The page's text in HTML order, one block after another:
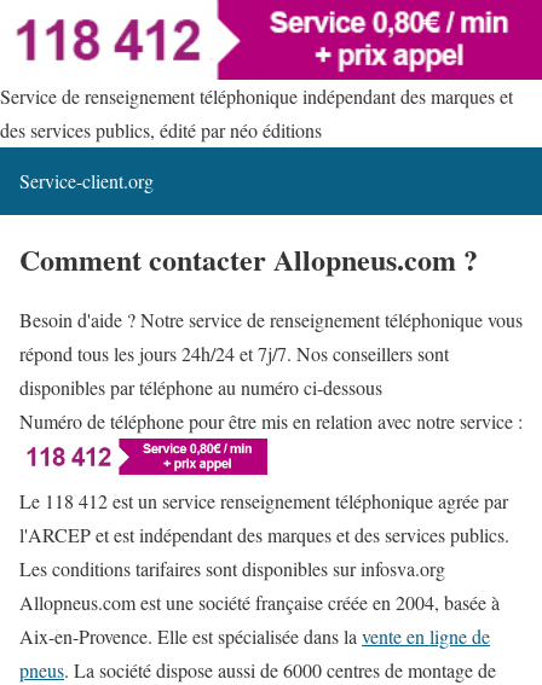
Service de renseignement téléphonique indépendant des marques et
des services publics, édité par néo éditions
Service-client.org
Comment contacter Allopneus.com ?
Besoin d'aide ? Notre service de renseignement téléphonique vous
répond tous les jours 24h/24 et 7j/7. Nos conseillers sont
disponibles par téléphone au numéro ci-dessous
Numéro de téléphone pour être mis en relation avec notre service :
Le 118 412 est un service renseignement téléphonique agrée par
l'ARCEP et est indépendant des marques et des services publics.
Les conditions tarifaires sont disponibles sur infosva.org
Allopneus.com est une société française créée en 2004, basée à
Aix-en-Provence. Elle est spécialisée dans la vente en ligne de
pneus. La société dispose aussi de 6000 centres de montage de